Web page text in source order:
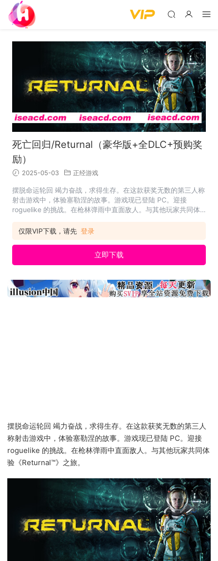
死亡回归/Returnal（豪华版+全DLC+预购奖
励）
2025-05-03 正经游戏
摆脱命运轮回 竭力奋战，求得生存。在这款获奖无数的第三人称
射击游戏中，体验塞勒涅的故事。游戏现已登陆 PC。迎接
roguelike 的挑战。在枪林弹雨中直面敌人。与其他玩家共同体
仅限VIP下载，请先 登录
立即下载
摆脱命运轮回 竭力奋战，求得生存。在这款获奖无数的第三人
称射击游戏中，体验塞勒涅的故事。游戏现已登陆 PC。迎接
roguelike 的挑战。在枪林弹雨中直面敌人。与其他玩家共同体
验《Returnal™》之旅。